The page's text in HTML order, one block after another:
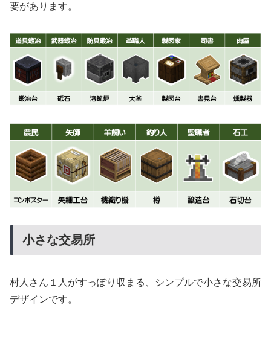
要があります。
小さな交易所
村人さん１人がすっぽり収まる、シンプルで小さな交易所
デザインです。